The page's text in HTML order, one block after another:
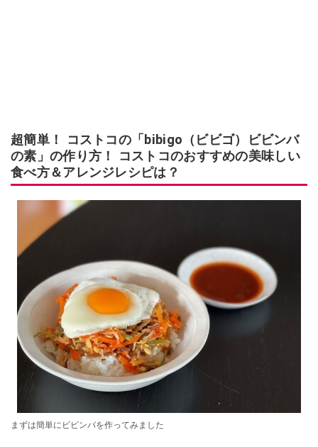
超簡単！ コストコの「bibigo（ビビゴ）ビビンバ
の素」の作り方！ コストコのおすすめの美味しい
食べ方＆アレンジレシピは？
まずは簡単にビビンバを作ってみました